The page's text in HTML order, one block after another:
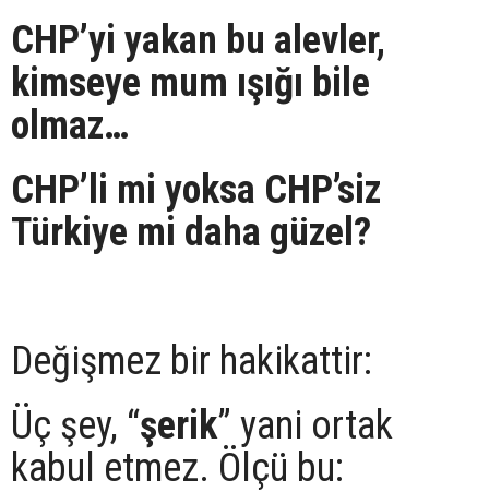
CHP’yi yakan bu alevler,
kimseye mum ışığı bile
olmaz…
CHP’li mi yoksa CHP’siz
Türkiye mi daha güzel?
Değişmez bir hakikattir:
Üç şey, “şerik” yani ortak
kabul etmez. Ölçü bu: